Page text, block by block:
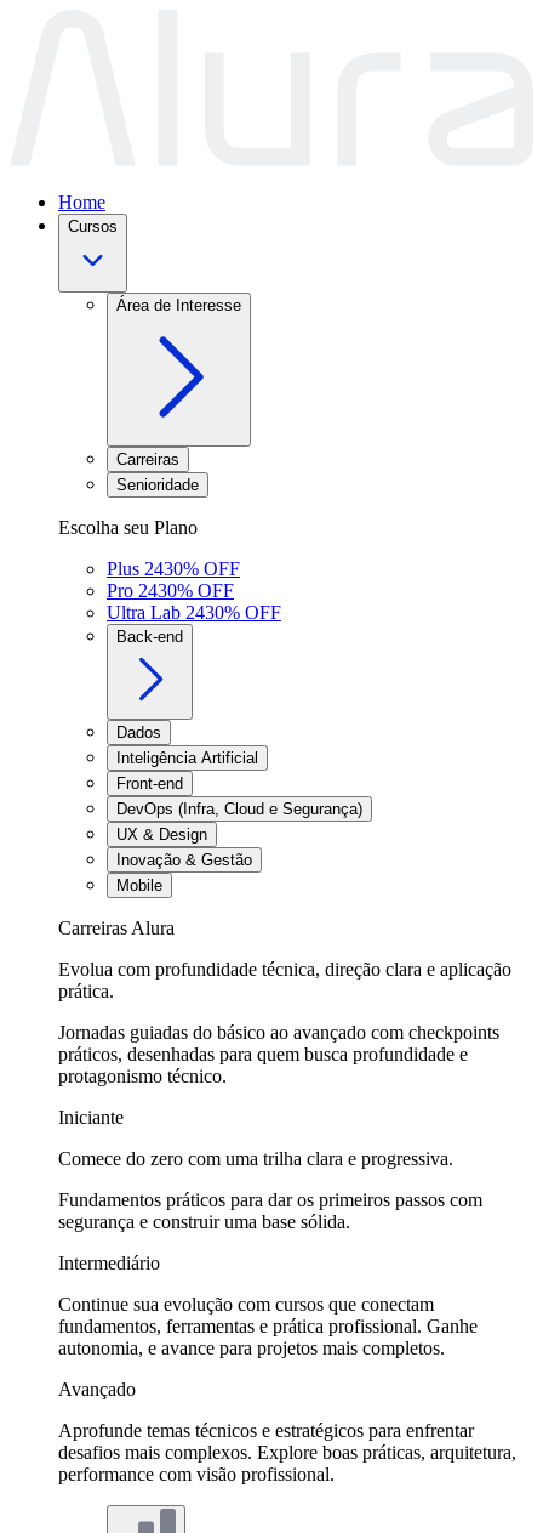
Home
Cursos
Área de Interesse
Carreiras
Senioridade
Escolha seu Plano
Plus 2430% OFF
Pro 2430% OFF
Ultra Lab 2430% OFF
Back-end
Dados
Inteligência Artificial
Front-end
DevOps (Infra, Cloud e Segurança)
UX & Design
Inovação & Gestão
Mobile
Carreiras Alura
Evolua com profundidade técnica, direção clara e aplicação
prática.
Jornadas guiadas do básico ao avançado com checkpoints
práticos, desenhadas para quem busca profundidade e
protagonismo técnico.
Iniciante
Comece do zero com uma trilha clara e progressiva.
Fundamentos práticos para dar os primeiros passos com
segurança e construir uma base sólida.
Intermediário
Continue sua evolução com cursos que conectam
fundamentos, ferramentas e prática profissional. Ganhe
autonomia, e avance para projetos mais completos.
Avançado
Aprofunde temas técnicos e estratégicos para enfrentar
desafios mais complexos. Explore boas práticas, arquitetura,
performance com visão profissional.